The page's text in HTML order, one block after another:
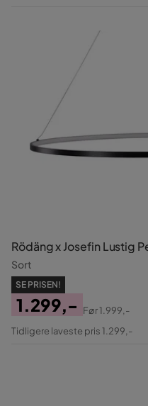
Rödäng x Josefin Lustig
Sort
SE PRISEN!
Pris
1.299,-
Original
Før1.999,-
Tidligere laveste pris 1.299,-